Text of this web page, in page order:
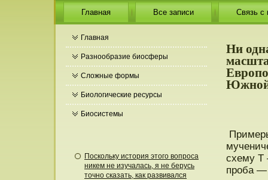
Главная Все записи Связь с
Главная
Разнообразие биосферы
Сложные формы
Биологические ресурсы
Биосистемы
Поскольку история этого вопроса
никем не изучалась, я не берусь
точно сказать, как развивался
Ни
схему
прοба —